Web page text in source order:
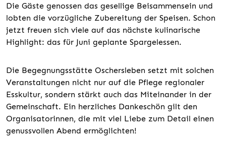
Die Gäste genossen das gesellige Beisammensein und
lobten die vorzügliche Zubereitung der Speisen. Schon
jetzt freuen sich viele auf das nächste kulinarische
Highlight: das für Juni geplante Spargelessen.
Die Begegnungsstätte Oschersleben setzt mit solchen
Veranstaltungen nicht nur auf die Pflege regionaler
Esskultur, sondern stärkt auch das Miteinander in der
Gemeinschaft. Ein herzliches Dankeschön gilt den
Organisatorinnen, die mit viel Liebe zum Detail einen
genussvollen Abend ermöglichten!